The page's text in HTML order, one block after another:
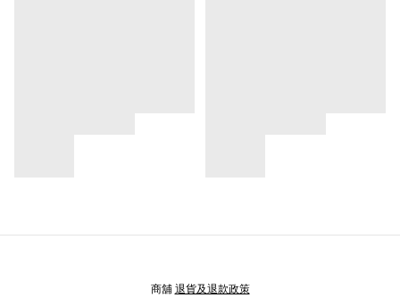
商舖 退貨及退款政策